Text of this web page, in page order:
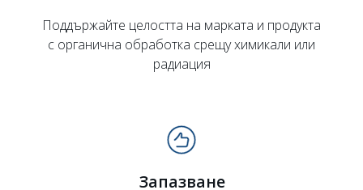
Поддържайте целостта на марката и продукта
с органична обработка срещу химикали или
радиация
Запазване